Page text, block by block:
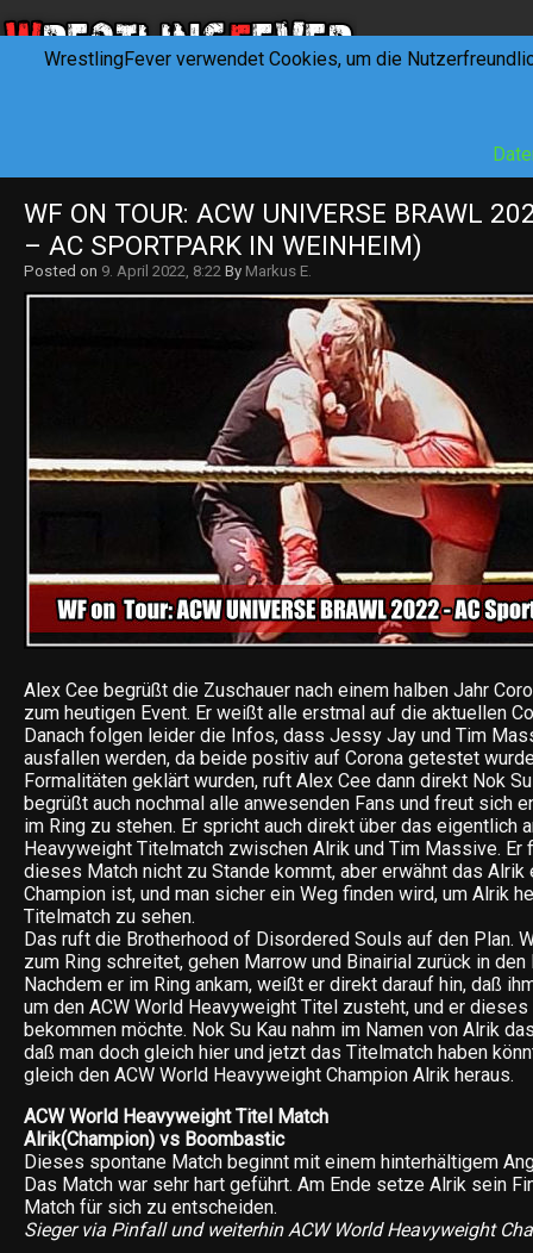
WF ON TOUR: ACW UNIVERSE BRAWL
– AC SPORTPARK IN WEINHEIM)
Posted on 9. April 2022, 8:22 By Markus E.
Alex Cee begrüßt die Zuschauer nach einem halben Jahr
zum heutigen Event. Er weißt alle erstmal auf die aktuellen
Danach folgen leider die Infos, dass Jessy Jay und Tim
ausfallen werden, da beide positiv auf Corona getestet
Formalitäten geklärt wurden, ruft Alex Cee dann direkt Nok
begrüßt auch nochmal alle anwesenden Fans und freut sich
im Ring zu stehen. Er spricht auch direkt über das eigentlich
Heavyweight Titelmatch zwischen Alrik und Tim Massive. Er
dieses Match nicht zu Stande kommt, aber erwähnt das Alrik
Champion ist, und man sicher ein Weg finden wird, um Alrik
Titelmatch zu sehen.
Das ruft die Brotherhood of Disordered Souls auf den Plan.
zum Ring schreitet, gehen Marrow und Binairial zurück in
Nachdem er im Ring ankam, weißt er direkt darauf hin, daß
um den ACW World Heavyweight Titel zusteht, und er
bekommen möchte. Nok Su Kau nahm im Namen von Alrik
daß man doch gleich hier und jetzt das Titelmatch haben
gleich den ACW World Heavyweight Champion Alrik heraus.
ACW World Heavyweight Titel Match
Alrik(Champion) vs Boombastic
Dieses spontane Match beginnt mit einem hinterhältigem
Das Match war sehr hart geführt. Am Ende setze Alrik sein
Match für sich zu entscheiden.
Sieger via Pinfall und weiterhin ACW World Heavyweight
WrestlingFever verwendet Cookies, um die